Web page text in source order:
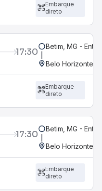
Embarque
direto
17:30 Betim, MG -
Belo Horizonte,
Embarque
direto
17:30 Betim, MG -
Belo Horizonte,
Embarque
direto